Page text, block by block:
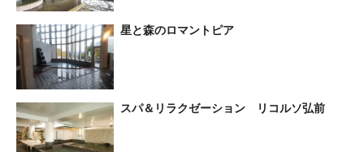
星と森のロマントピア
スパ＆リラクゼーション リコルソ弘前